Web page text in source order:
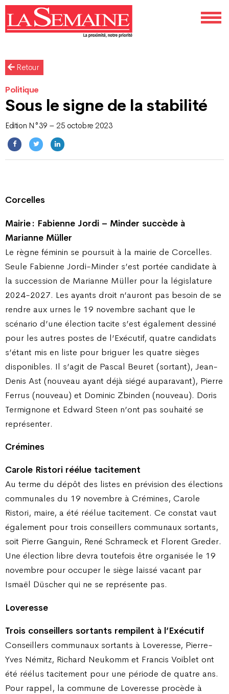
Retour
Politique
Sous le signe de la stabilité
Edition N°39 – 25 octobre 2023
Corcelles
Mairie : Fabienne Jordi – Minder succède à
Marianne Müller
Le règne féminin se poursuit à la mairie de Corcelles.
Seule Fabienne Jordi-Minder s’est portée candidate à
la succession de Marianne Müller pour la législature
2024-2027. Les ayants droit n’auront pas besoin de se
rendre aux urnes le 19 novembre sachant que le
scénario d’une élection tacite s’est également dessiné
pour les autres postes de l’Exécutif, quatre candidats
s’étant mis en liste pour briguer les quatre sièges
disponibles. Il s’agit de Pascal Beuret (sortant), Jean-
Denis Ast (nouveau ayant déjà siégé auparavant), Pierre
Ferrus (nouveau) et Dominic Zbinden (nouveau). Doris
Termignone et Edward Steen n’ont pas souhaité se
représenter.
Crémines
Carole Ristori réélue tacitement
Au terme du dépôt des listes en prévision des élections
communales du 19 novembre à Crémines, Carole
Ristori, maire, a été réélue tacitement. Ce constat vaut
également pour trois conseillers communaux sortants,
soit Pierre Ganguin, René Schrameck et Florent Greder.
Une élection libre devra toutefois être organisée le 19
novembre pour occuper le siège laissé vacant par
Ismaël Düscher qui ne se représente pas.
Loveresse
Trois conseillers sortants rempilent à l’Exécutif
Conseillers communaux sortants à Loveresse, Pierre-
Yves Némitz, Richard Neukomm et Francis Voiblet ont
été réélus tacitement pour une période de quatre ans.
Pour rappel, la commune de Loveresse procède à